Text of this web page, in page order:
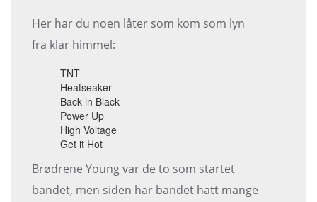
Her har du noen låter som kom som lyn
fra klar himmel:
TNT
Heatseaker
Back in Black
Power Up
High Voltage
Get it Hot
Brødrene Young var de to som startet
bandet, men siden har bandet hatt mange